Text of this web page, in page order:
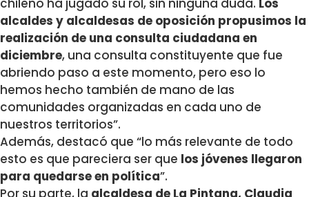
chileno ha jugado su rol, sin ninguna duda. Los
alcaldes y alcaldesas de oposición propusimos la
realización de una consulta ciudadana en
diciembre, una consulta constituyente que fue
abriendo paso a este momento, pero eso lo
hemos hecho también de mano de las
comunidades organizadas en cada uno de
nuestros territorios”.
Además, destacó que “lo más relevante de todo
esto es que pareciera ser que los jóvenes llegaron
para quedarse en política”.